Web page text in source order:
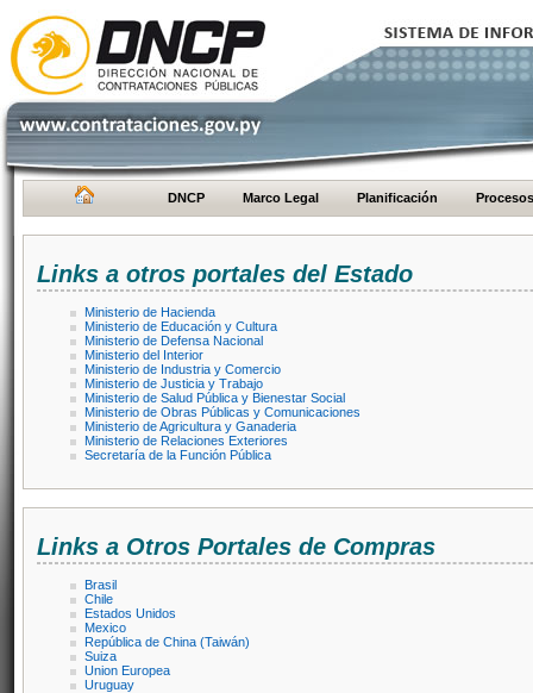
DNCP Marco Legal Planificación Procesos
Links a otros portales del Estado
Ministerio de Hacienda
Ministerio de Educación y Cultura
Ministerio de Defensa Nacional
Ministerio del Interior
Ministerio de Industria y Comercio
Ministerio de Justicia y Trabajo
Ministerio de Salud Pública y Bienestar Social
Ministerio de Obras Públicas y Comunicaciones
Ministerio de Agricultura y Ganaderia
Ministerio de Relaciones Exteriores
Secretaría de la Función Pública
Links a Otros Portales de Compras
Brasil
Chile
Estados Unidos
Mexico
República de China (Taiwán)
Suiza
Union Europea
Uruguay